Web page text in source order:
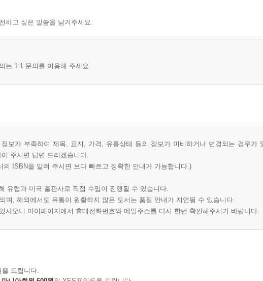
하고 싶은 말씀을 남겨주세요.
는 1:1 문의를 이용해 주세요.
보가 부족하여 제목, 표지, 가격, 유통상태 등의 정보가 미비하거나 변경되는 경우가
주시면 답변 드리겠습니다.
ISBN을 알려 주시면 보다 빠르고 정확한 안내가 가능합니다.)
유럽과 미국 출판사로 직접 수입이 진행될 수 있습니다.
며, 해외에서도 유통이 원활하지 않은 도서는 품절 안내가 지연될 수 있습니다.
사오니 마이페이지에서 휴대전화번호와 메일주소를 다시 한번 확인해주시기 바랍니다.
드립니다.